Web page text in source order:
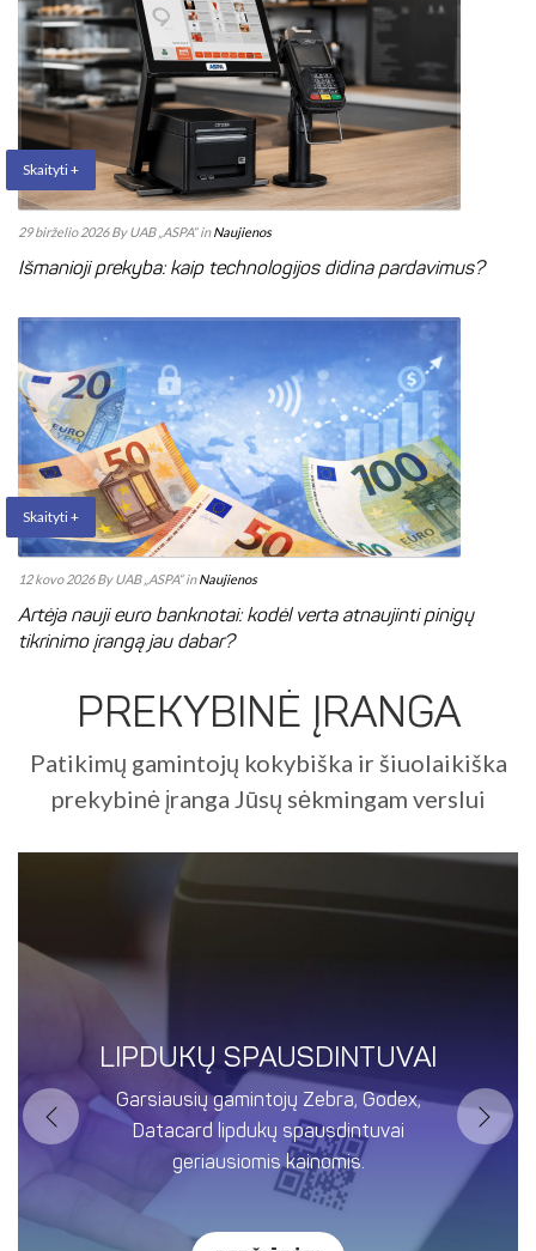
Skaityti +
29 birželio 2026 By UAB „ASPA“ inNaujienos
Išmanioji prekyba: kaip technologijos didina pardavimus?
Skaityti +
12 kovo 2026 By UAB „ASPA“ inNaujienos
Artėja nauji euro banknotai: kodėl verta atnaujinti pinigų
tikrinimo įrangą jau dabar?
PREKYBINĖ ĮRANGA
Patikimų gamintojų kokybiška ir šiuolaikiška
prekybinė įranga Jūsų sėkmingam verslui
LIPDUKŲ SPAUSDINTUVAI
Garsiausių gamintojų Zebra, Godex,
Datacard lipdukų spausdintuvai
geriausiomis kainomis.